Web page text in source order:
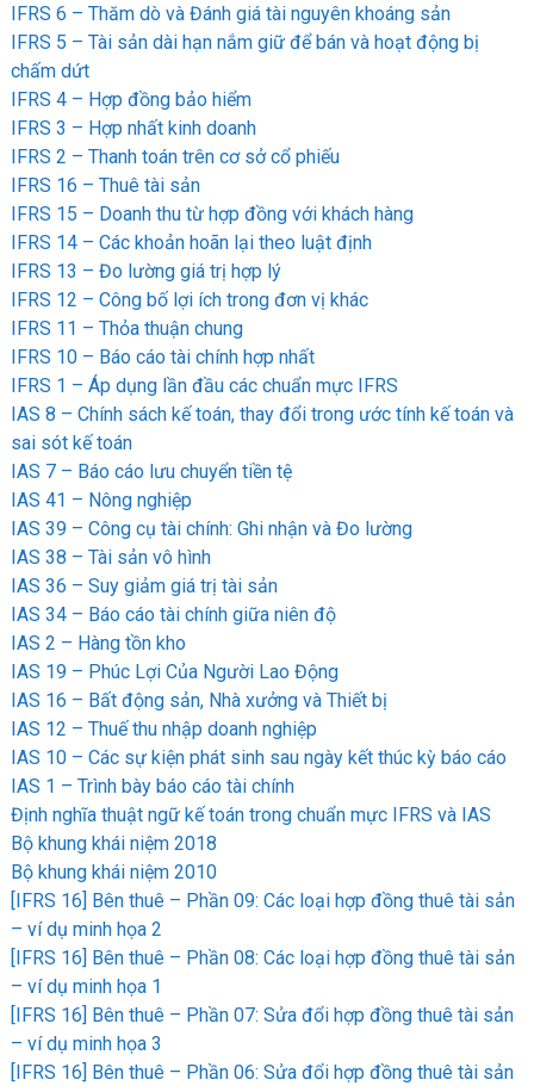
IFRS 6 – Thăm dò và Đánh giá tài nguyên khoáng sản
IFRS 5 – Tài sản dài hạn nắm giữ để bán và hoạt động bị
chấm dứt
IFRS 4 – Hợp đồng bảo hiểm
IFRS 3 – Hợp nhất kinh doanh
IFRS 2 – Thanh toán trên cơ sở cổ phiếu
IFRS 16 – Thuê tài sản
IFRS 15 – Doanh thu từ hợp đồng với khách hàng
IFRS 14 – Các khoản hoãn lại theo luật định
IFRS 13 – Đo lường giá trị hợp lý
IFRS 12 – Công bố lợi ích trong đơn vị khác
IFRS 11 – Thỏa thuận chung
IFRS 10 – Báo cáo tài chính hợp nhất
IFRS 1 – Áp dụng lần đầu các chuẩn mực IFRS
IAS 8 – Chính sách kế toán, thay đổi trong ước tính kế toán và
sai sót kế toán
IAS 7 – Báo cáo lưu chuyển tiền tệ
IAS 41 – Nông nghiệp
IAS 39 – Công cụ tài chính: Ghi nhận và Đo lường
IAS 38 – Tài sản vô hình
IAS 36 – Suy giảm giá trị tài sản
IAS 34 – Báo cáo tài chính giữa niên độ
IAS 2 – Hàng tồn kho
IAS 19 – Phúc Lợi Của Người Lao Động
IAS 16 – Bất động sản, Nhà xưởng và Thiết bị
IAS 12 – Thuế thu nhập doanh nghiệp
IAS 10 – Các sự kiện phát sinh sau ngày kết thúc kỳ báo cáo
IAS 1 – Trình bày báo cáo tài chính
Định nghĩa thuật ngữ kế toán trong chuẩn mực IFRS và IAS
Bộ khung khái niệm 2018
Bộ khung khái niệm 2010
[IFRS 16] Bên thuê – Phần 09: Các loại hợp đồng thuê tài sản
– ví dụ minh họa 2
[IFRS 16] Bên thuê – Phần 08: Các loại hợp đồng thuê tài sản
– ví dụ minh họa 1
[IFRS 16] Bên thuê – Phần 07: Sửa đổi hợp đồng thuê tài sản
– ví dụ minh họa 3
[IFRS 16] Bên thuê – Phần 06: Sửa đổi hợp đồng thuê tài sản